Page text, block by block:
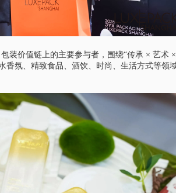
装价值链上的主要参与者，围绕“传承 × 艺术
氛、精致食品、酒饮、时尚、生活方式等领